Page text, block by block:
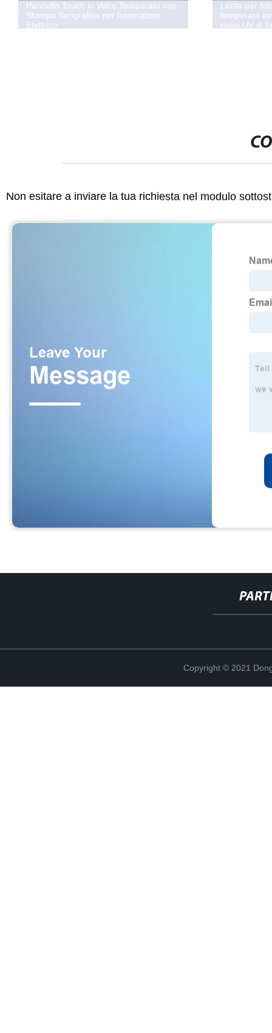
Pannello Touch in Vetro Temperato con
Stampa Serigrafica per Interruttore
Elettrico
Lente per
temperato
raggi UV di
Non esitare a inviare la tua richiesta nel modulo
Copyright © 2021